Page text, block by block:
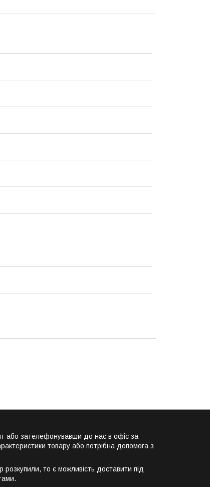
або зателефонувавши до нас в офіс за
товару або потрібна допомога з
то є можливість доставити під